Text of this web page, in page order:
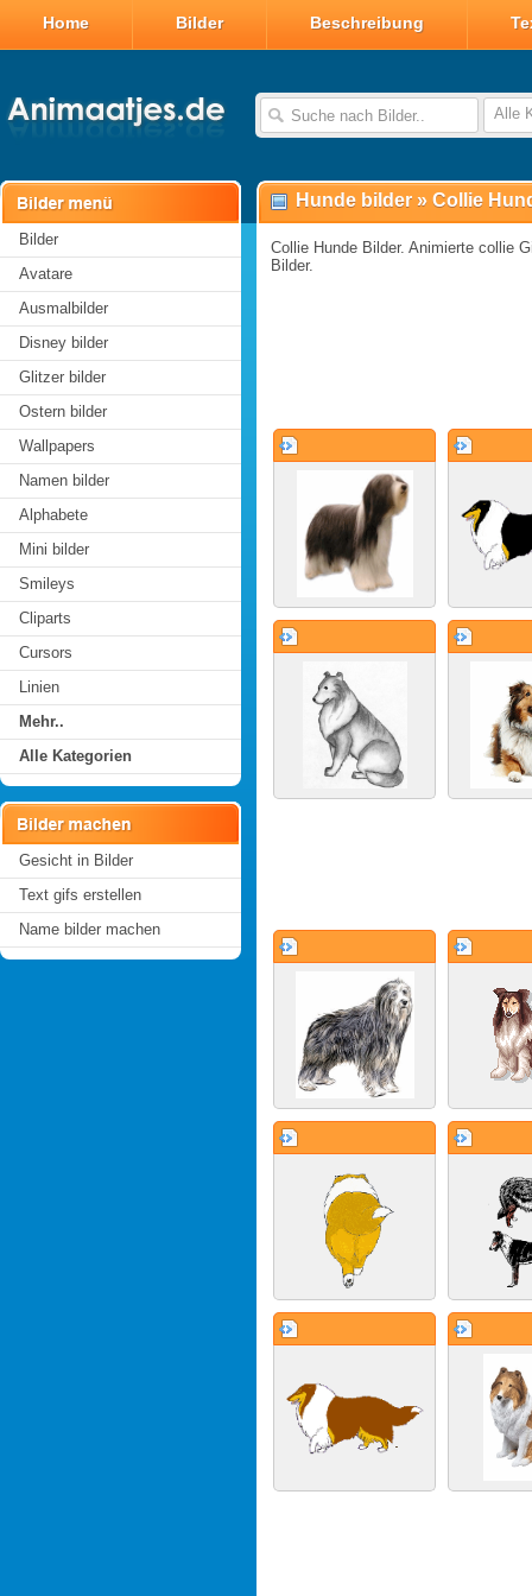
Home Bilder Beschreibung
Alle
Bilder
Avatare
Ausmalbilder
Disney bilder
Glitzer bilder
Ostern bilder
Wallpapers
Namen bilder
Alphabete
Mini bilder
Smileys
Cliparts
Cursors
Linien
Mehr..
Alle Kategorien
Gesicht in Bilder
Text gifs erstellen
Name bilder machen
Hunde bilder » Collie
Collie Hunde Bilder. Animierte collie
Bilder.